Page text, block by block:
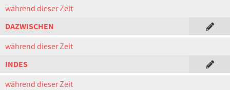
während dieser Zeit
DAZWISCHEN
während dieser Zeit
INDES
während dieser Zeit